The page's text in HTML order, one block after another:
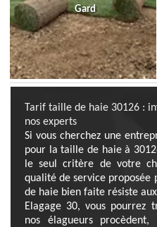
Gard
Tarif taille de haie 30126 :
nos experts
Si vous cherchez une
pour la taille de haie à
le seul critère de votre
qualité de service proposée
de haie bien faite résiste
Elagage 30, vous pourrez
nos élagueurs